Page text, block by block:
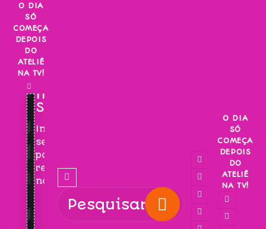
Skip
content
O DIA
SÓ
COMEÇA
DEPOIS
DO
ATELIÊ
NA TV!
INSCREVA-
SE!
Inscreva-
se
para
receber
novidades!
O DIA
SÓ
COMEÇA
DEPOIS
DO
ATELIÊ
NA TV!